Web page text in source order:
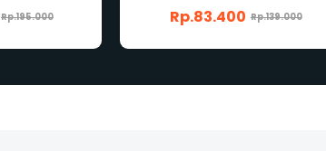
Rp.139.000 Rp.107.400 Rp.179.000